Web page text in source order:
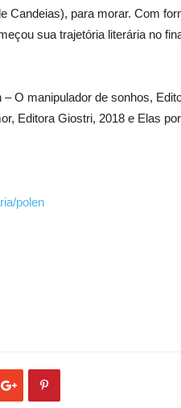
Candeias), para morar. Com
sua trajetória literária no
O manipulador de sonhos,
Editora Giostri, 2018 e Elas
polen